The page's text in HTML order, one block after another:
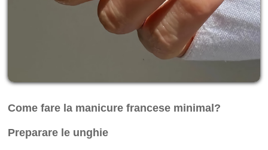
Come fare la manicure francese minimal?
Preparare le unghie